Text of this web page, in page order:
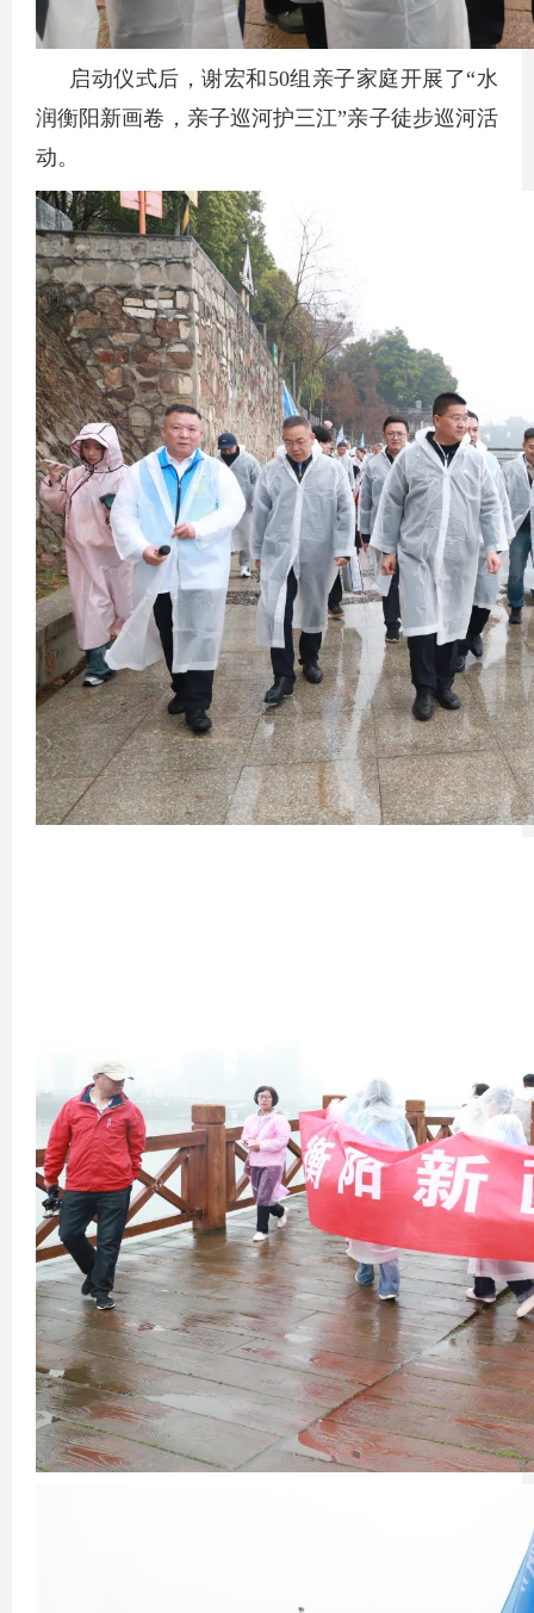
启动仪式后，谢宏和50组亲子家庭开展了“水
润衡阳新画卷，亲子巡河护三江”亲子徒步巡河活
动。